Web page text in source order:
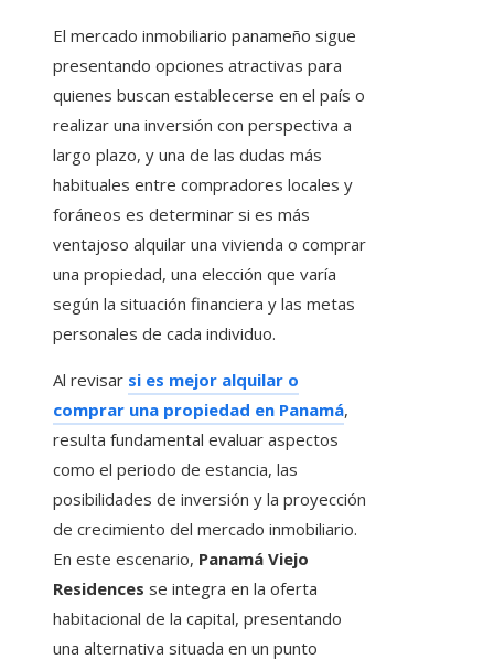
El mercado inmobiliario panameño sigue
presentando opciones atractivas para
quienes buscan establecerse en el país o
realizar una inversión con perspectiva a
largo plazo, y una de las dudas más
habituales entre compradores locales y
foráneos es determinar si es más
ventajoso alquilar una vivienda o comprar
una propiedad, una elección que varía
según la situación financiera y las metas
personales de cada individuo.
Al revisar si es mejor alquilar o
comprar una propiedad en Panamá,
resulta fundamental evaluar aspectos
como el periodo de estancia, las
posibilidades de inversión y la proyección
de crecimiento del mercado inmobiliario.
En este escenario, Panamá Viejo
Residences se integra en la oferta
habitacional de la capital, presentando
una alternativa situada en un punto